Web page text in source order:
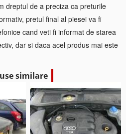
dreptul de a preciza ca preturile
pretul final al piesei va fi
cand veti fi informat de starea
dar si daca acel produs mai este
similare